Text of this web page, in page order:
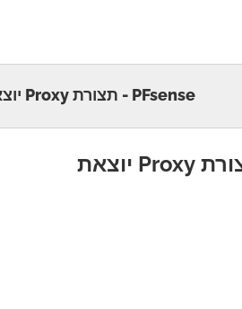
PFsense - תצורת Proxy יוצאת